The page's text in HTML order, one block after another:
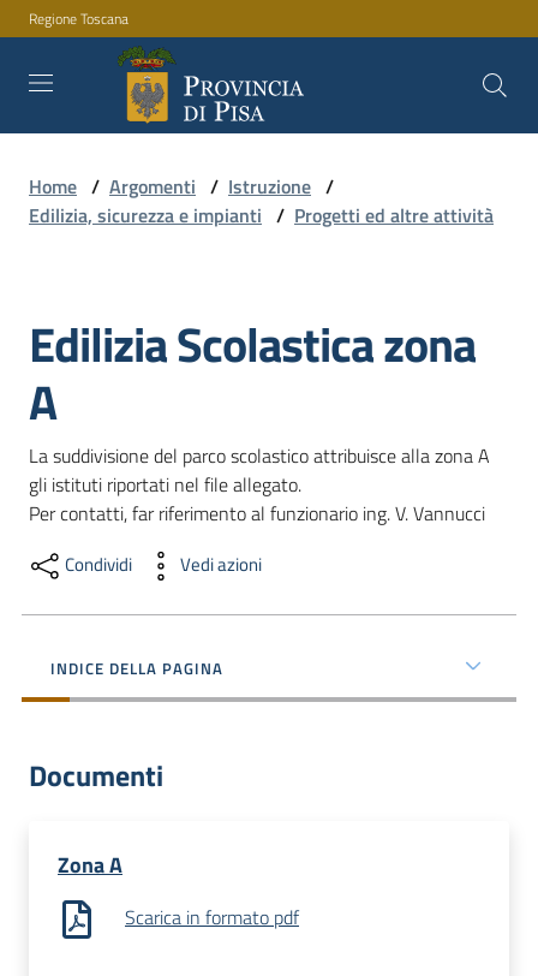
Vai al contenuto
Vai alla navigazione
Vai al footer
Regione Toscana
Amministrazione
Novità
Documenti
e
dati
Menu selezionato
Home / Argomenti / Istruzione /
Edilizia, sicurezza e impianti / Progetti ed altre attività
Salta al contenuto
Edilizia Scolastica zona
A
La suddivisione del parco scolastico attribuisce alla zona A
gli istituti riportati nel file allegato.
Per contatti, far riferimento al funzionario ing. V. Vannucci
Condividi Vedi azioni
INDICE DELLA PAGINA
Documenti
Zona A
Scarica in formato pdf